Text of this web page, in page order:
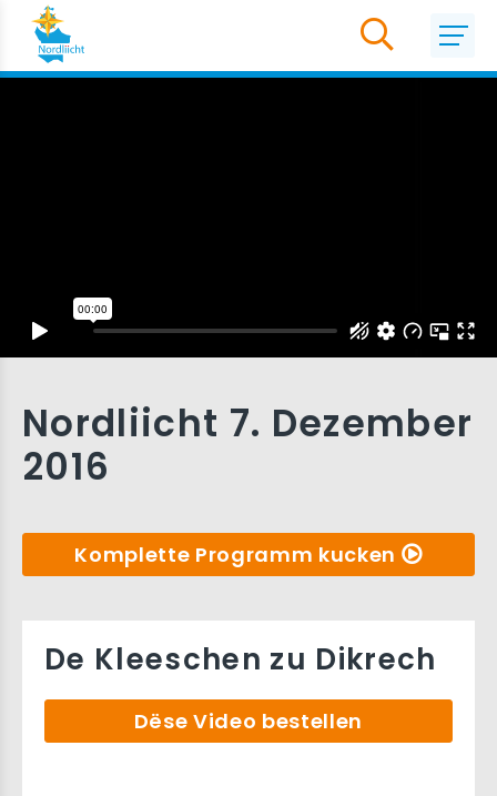
Nordliicht 7. Dezember
2016
Komplette Programm kucken
De Kleeschen zu Dikrech
Dëse Video bestellen